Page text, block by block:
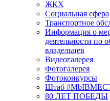
ЖКХ
Социальная сфера
Транспортное
Информация о
деятельности по
владельцев
Видеогалерея
Фотогалерея
Фотоконкурсы
Штаб
80 ЛЕТ ПОБЕДЫ